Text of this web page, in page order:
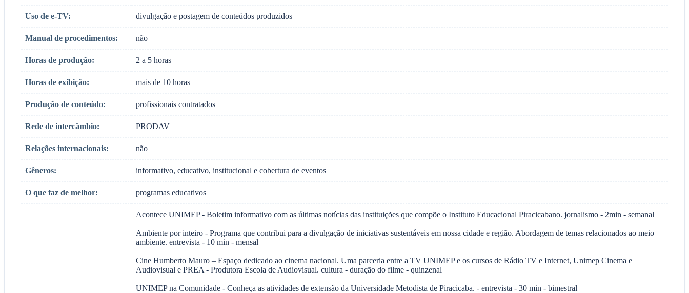
Uso de e-TV: divulgação e postagem de conteúdos produzidos
Manual de procedimentos: não
Horas de produção: 2 a 5 horas
Horas de exibição: mais de 10 horas
Produção de conteúdo: profissionais contratados
Rede de intercâmbio: PRODAV
Relações internacionais: não
Gêneros: informativo, educativo, institucional e cobertura de eventos
O que faz de melhor: programas educativos
Acontece UNIMEP - Boletim informativo com as últimas notícias das instituições que compõe o Instituto Educacional Piracicabano. jornalismo - 2min - semanal
Ambiente por inteiro - Programa que contribui para a divulgação de iniciativas sustentáveis em nossa cidade e região. Abordagem de temas relacionados ao meio
ambiente. entrevista - 10 min - mensal
Cine Humberto Mauro – Espaço dedicado ao cinema nacional. Uma parceria entre a TV UNIMEP e os cursos de Rádio TV e Internet, Unimep Cinema e
Audiovisual e PREA - Produtora Escola de Audiovisual. cultura - duração do filme - quinzenal
UNIMEP na Comunidade - Conheça as atividades de extensão da Universidade Metodista de Piracicaba. - entrevista - 30 min - bimestral